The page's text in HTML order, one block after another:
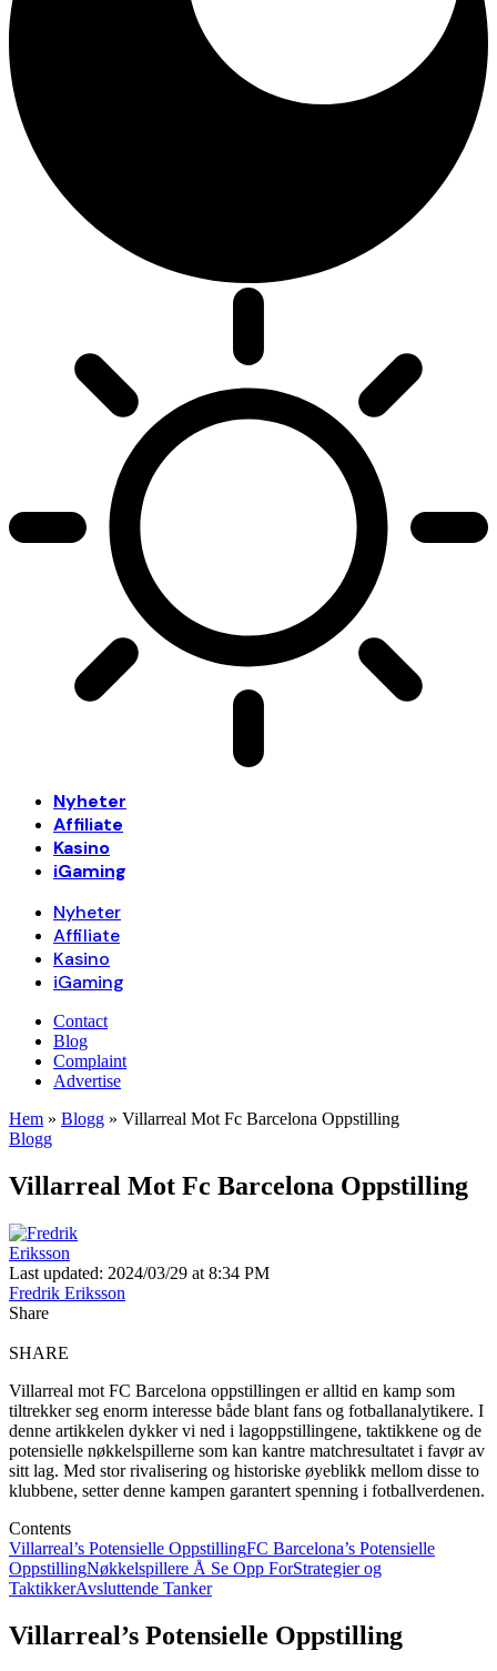
Nyheter
Affiliate
Kasino
iGaming
Nyheter
Affiliate
Kasino
iGaming
Contact
Blog
Complaint
Advertise
Hem » Blogg » Villarreal Mot Fc Barcelona Oppstilling
Blogg
Villarreal Mot Fc Barcelona Oppstilling
Last updated: 2024/03/29 at 8:34 PM
Fredrik Eriksson
Share
SHARE
Villarreal mot FC Barcelona oppstillingen er alltid en kamp som
tiltrekker seg enorm interesse både blant fans og fotballanalytikere. I
denne artikkelen dykker vi ned i lagoppstillingene, taktikkene og de
potensielle nøkkelspillerne som kan kantre matchresultatet i favør av
sitt lag. Med stor rivalisering og historiske øyeblikk mellom disse to
klubbene, setter denne kampen garantert spenning i fotballverdenen.
Contents
Villarreal’s Potensielle OppstillingFC Barcelona’s Potensielle
OppstillingNøkkelspillere Å Se Opp ForStrategier og
TaktikkerAvsluttende Tanker
Villarreal’s Potensielle Oppstilling